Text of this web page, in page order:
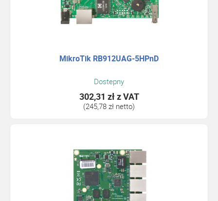
MikroTik RB912UAG-5HPnD
Dostepny
302,31 złz VAT
(245,78 zł netto)